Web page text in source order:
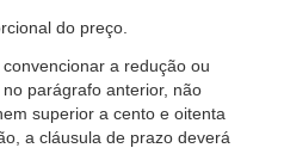
do preço.
a redução ou
parágrafo anterior, não
superior a cento e oitenta
a cláusula de prazo deverá